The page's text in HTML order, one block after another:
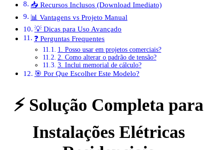
📥 Recursos Inclusos (Download Imediato)
📊 Vantagens vs Projeto Manual
💡 Dicas para Uso Avançado
❓ Perguntas Frequentes
1. Posso usar em projetos comerciais?
2. Como alterar o padrão de tensão?
3. Inclui memorial de cálculo?
🎯 Por Que Escolher Este Modelo?
⚡ Solução Completa para
Instalações Elétricas